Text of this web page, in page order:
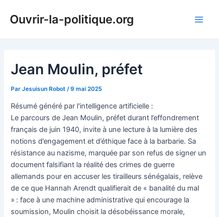
Ouvrir-la-politique.org
Jean Moulin, préfet
ParJesuisun Robot /9 mai 2025
Résumé généré par l'intelligence artificielle :
Le parcours de Jean Moulin, préfet durant l’effondrement
français de juin 1940, invite à une lecture à la lumière des
notions d’engagement et d’éthique face à la barbarie. Sa
résistance au nazisme, marquée par son refus de signer un
document falsifiant la réalité des crimes de guerre
allemands pour en accuser les tirailleurs sénégalais, relève
de ce que Hannah Arendt qualifierait de « banalité du mal
» : face à une machine administrative qui encourage la
soumission, Moulin choisit la désobéissance morale,